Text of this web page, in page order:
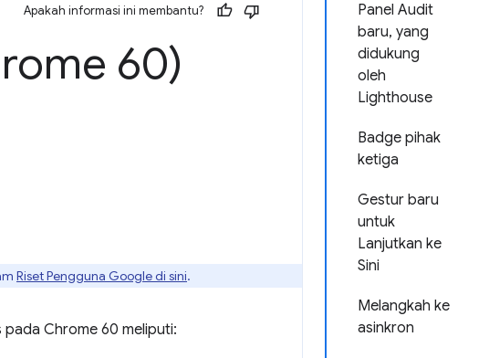
Panel Audit
baru, yang
didukung
oleh
Lighthouse
Badge pihak
ketiga
Gestur baru
untuk
Lanjutkan ke
Sini
Melangkah ke
asinkron
Apakah informasi ini membantu?
60)
Riset Pengguna Google di sini.
Chrome 60 meliputi: